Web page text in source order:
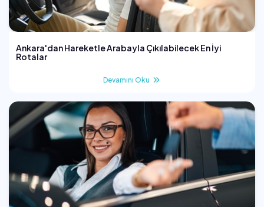
Ankara'dan Hareketle Arabayla Çıkılabilecek En İyi
Rotalar
Devamını Oku